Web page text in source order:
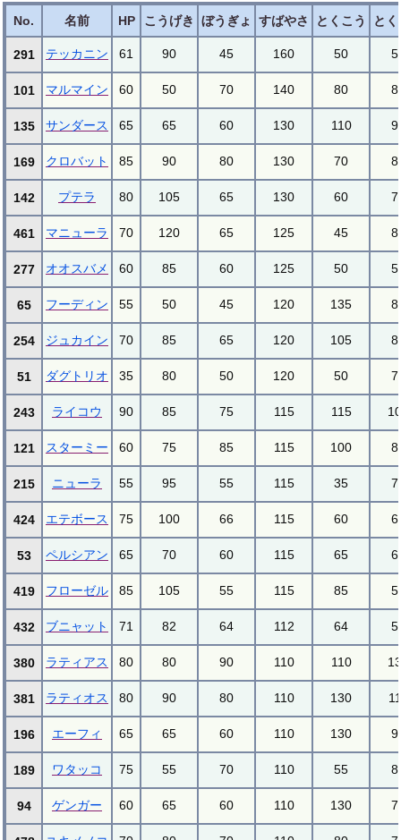
No. 名前 HP こうげき ぼうぎょ すばやさ とくこう と
291 テッカニン 61 90 45 160 50
101 マルマイン 60 50 70 140 80
135 サンダース 65 65 60 130 110
169 クロバット 85 90 80 130 70
142 プテラ 80 105 65 130 60
461 マニューラ 70 120 65 125 45
277 オオスバメ 60 85 60 125 50
65 フーディン 55 50 45 120 135
254 ジュカイン 70 85 65 120 105
51 ダグトリオ 35 80 50 120 50
243 ライコウ 90 85 75 115 115
121 スターミー 60 75 85 115 100
215 ニューラ 55 95 55 115 35
424 エテボース 75 100 66 115 60
53 ペルシアン 65 70 60 115 65
419 フローゼル 85 105 55 115 85
432 ブニャット 71 82 64 112 64
380 ラティアス 80 80 90 110 110
381 ラティオス 80 90 80 110 130
196 エーフィ 65 65 60 110 130
189 ワタッコ 75 55 70 110 55
94 ゲンガー 60 65 60 110 130